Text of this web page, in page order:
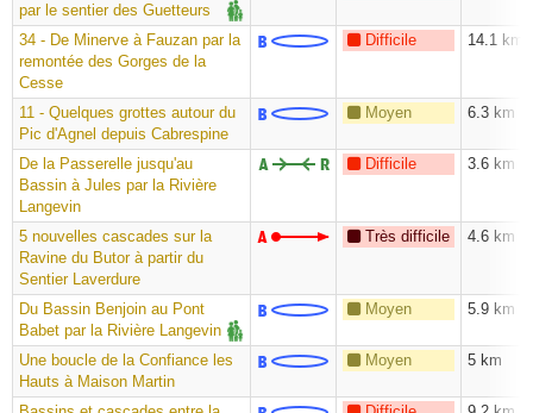
par le sentier des Guetteurs
34 - De Minerve à Fauzan par la
remontée des Gorges de la
Cesse
Difficile 14.1 km
11 - Quelques grottes autour du
Pic d'Agnel depuis Cabrespine
Moyen 6.3 km
De la Passerelle jusqu'au
Bassin à Jules par la Rivière
Langevin
Difficile 3.6 km
5 nouvelles cascades sur la
Ravine du Butor à partir du
Sentier Laverdure
Très difficile 4.6 km
Du Bassin Benjoin au Pont
Babet par la Rivière Langevin
Moyen 5.9 km
Une boucle de la Confiance les
Hauts à Maison Martin
Moyen 5 km